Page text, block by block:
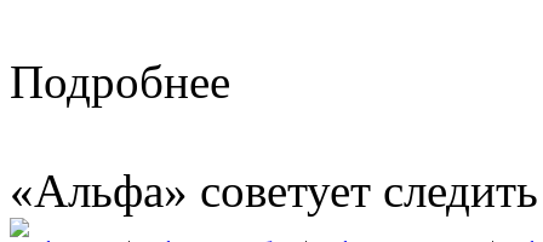
Подробнее
«Альфа» советует